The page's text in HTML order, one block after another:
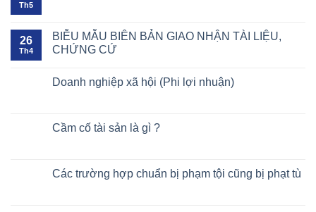
Th5
26
Th4
BIỄU MẪU BIÊN BẢN GIAO NHẬN TÀI LIỆU,
CHỨNG CỨ
Doanh nghiệp xã hội (Phi lợi nhuận)
Cầm cố tài sản là gì ?
Các trường hợp chuẩn bị phạm tội cũng bị phạt tù